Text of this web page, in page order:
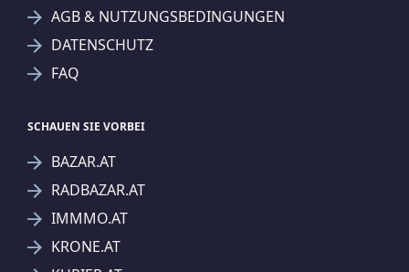
AGB & NUTZUNGSBEDINGUNGEN
DATENSCHUTZ
FAQ
SCHAUEN SIE VORBEI
BAZAR.AT
RADBAZAR.AT
IMMMO.AT
KRONE.AT
Dieser Filter wird viele Treffer erzeugen. Bitte setzen
Sie weitere Filter!
Treffer verfeinern
in denDatenschutzbestimmungen